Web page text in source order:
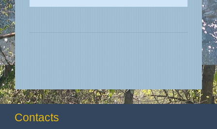
Contacts